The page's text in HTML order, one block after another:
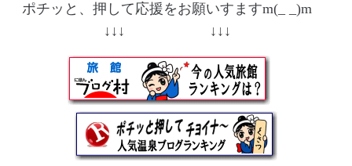
ポチッと、押して応援をお願いすますm(_ _)m
↓↓↓ ↓↓↓